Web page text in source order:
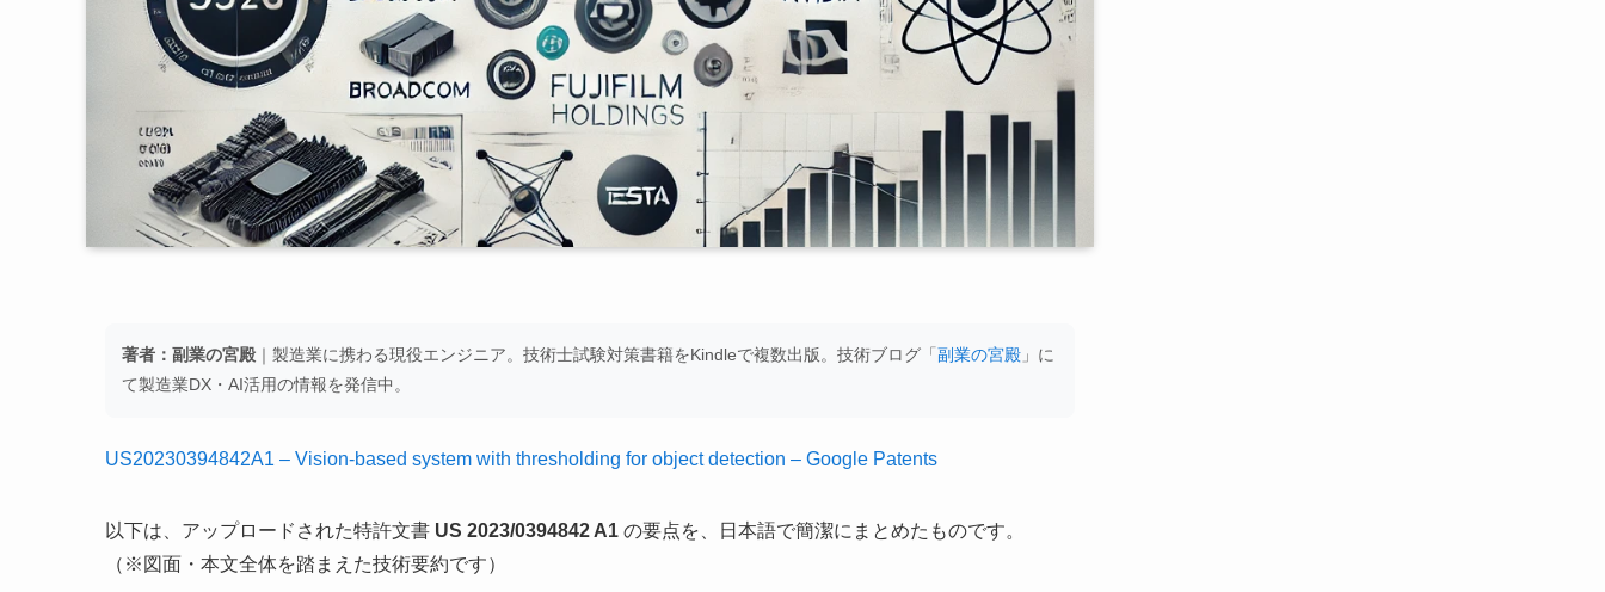
著者：副業の宮殿 ｜製造業に携わる現役エンジニア。技術士試験対策書籍をKindleで複数出版。技術ブログ「副業の宮殿 」に
て製造業DX・AI活用の情報を発信中。
US20230394842A1 – Vision-based system with thresholding for object detection – Google Patents
以下は、アップロードされた特許文書 US 2023/0394842 A1 の要点を、日本語で簡潔にまとめたものです。
（※図面・本文全体を踏まえた技術要約です）